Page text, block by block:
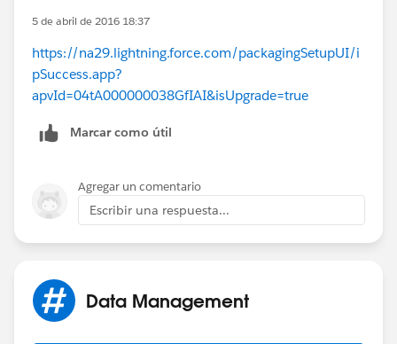
5 de abril de 2016 18:37
https://na29.lightning.force.com/packagingSetupUI/i
pSuccess.app?
apvId=04tA000000038GfIAI&isUpgrade=true
Marcar como útil
Agregar un comentario
Escribir una respuesta...
Data Management